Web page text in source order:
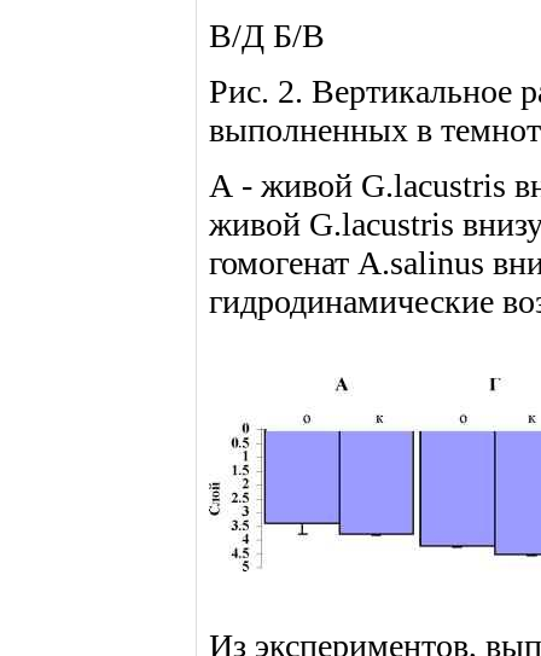
В/Д Б/В
Рис. 2. Вертикальное
выполненных в
А - живой G.lacustris
живой G.lacustris
гомогенат A.salinus
гидродинамические
Из экспериментов,